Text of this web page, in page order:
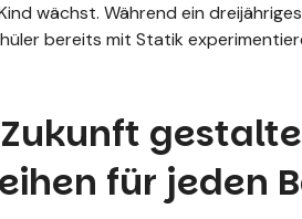
wächst. Während ein
bereits mit Statik
für jeden